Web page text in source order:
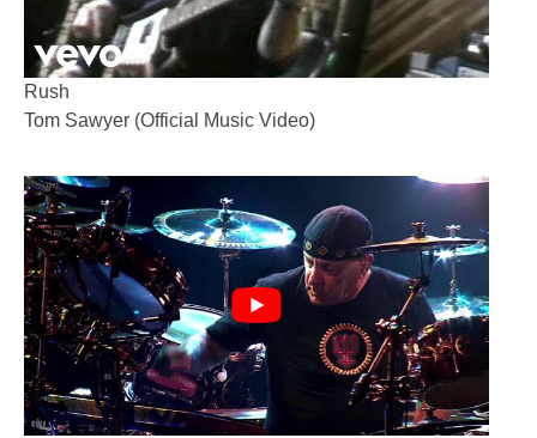
Rush
Tom Sawyer (Official Music Video)